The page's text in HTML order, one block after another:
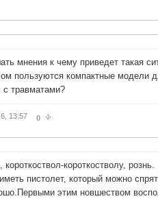
мнения к чему приведет такая
пользуются компактные модели
с травматами?
13:57 0
короткостволу, рознь.
пистолет, который можно
этим новшеством